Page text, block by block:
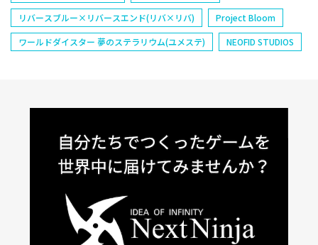
リバースブルー×リバースエンド(リバ×リバ)
Project Bloom
ワールドダイスター 夢のステラリウム(ユメステ)
NEOFID STUDIOS